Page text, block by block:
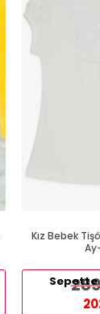
Kız Bebek
Sepette